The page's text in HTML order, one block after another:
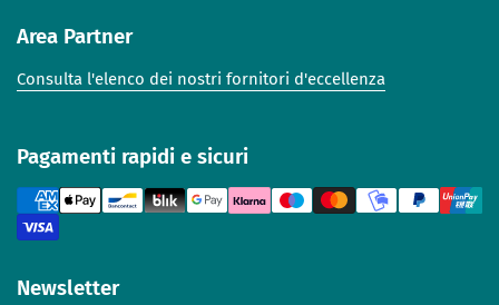
Area Partner
Consulta l'elenco dei nostri fornitori d'eccellenza
Pagamenti rapidi e sicuri
Newsletter